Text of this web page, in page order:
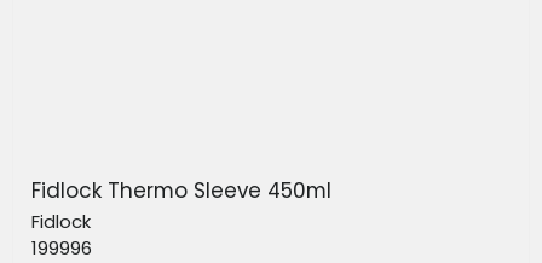
Fidlock Thermo Sleeve 450ml
Fidlock
199996